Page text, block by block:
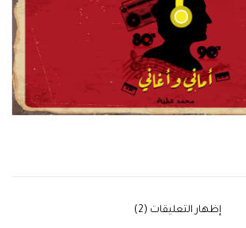
‫إظهار التعليقات (2)